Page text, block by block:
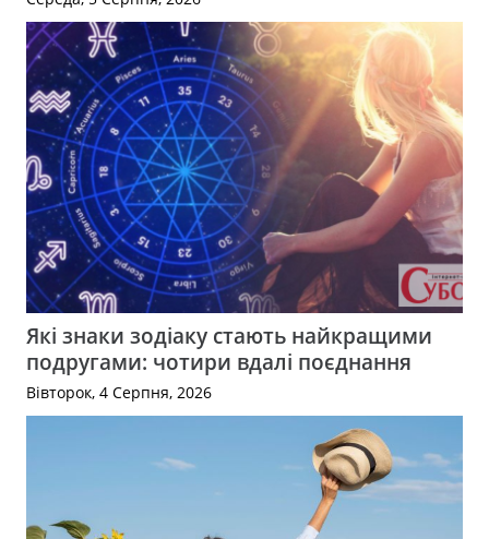
Які знаки зодіаку стають найкращими
подругами: чотири вдалі поєднання
Вівторок, 4 Серпня, 2026